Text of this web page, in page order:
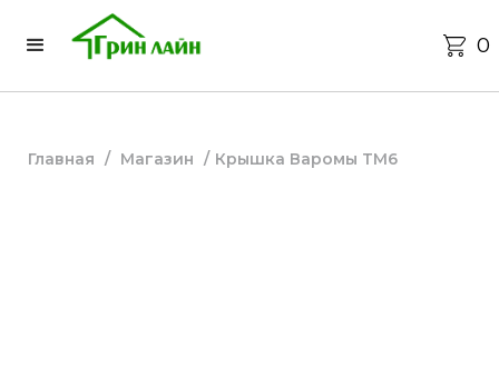
0
Главная / Магазин / Крышка Варомы ТМ6